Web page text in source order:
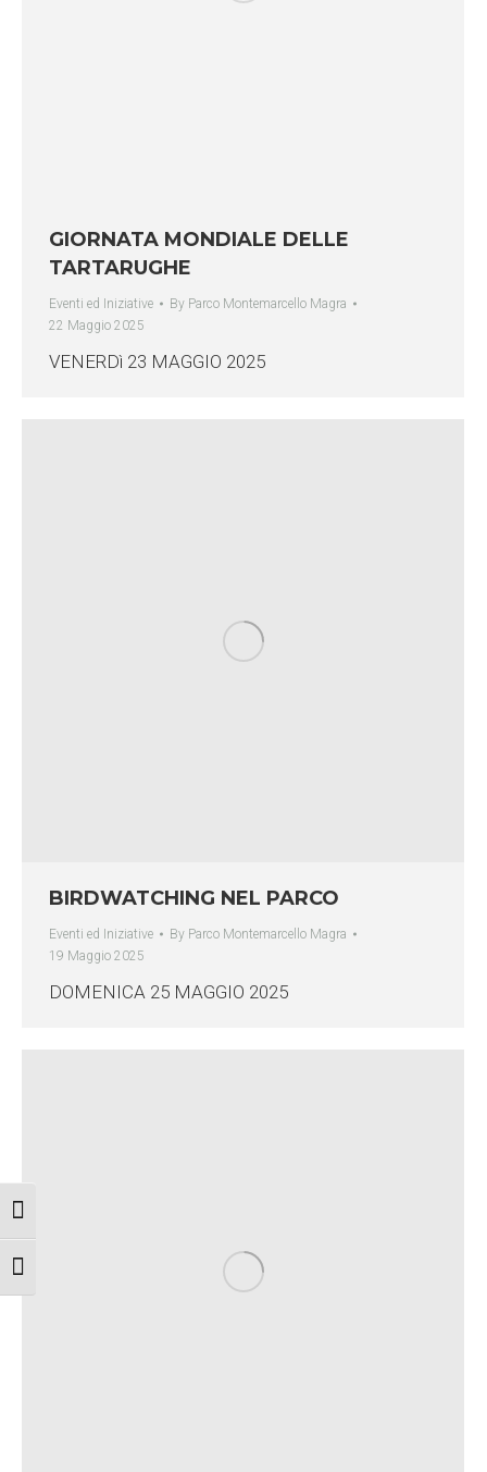
Attiva/disattiva alto contrasto
Attiva/disattiva dimensione testo
GIORNATA MONDIALE DELLE
TARTARUGHE
Eventi ed Iniziative By Parco Montemarcello Magra
22 Maggio 2025
VENERDì 23 MAGGIO 2025
BIRDWATCHING NEL PARCO
Eventi ed Iniziative By Parco Montemarcello Magra
19 Maggio 2025
DOMENICA 25 MAGGIO 2025